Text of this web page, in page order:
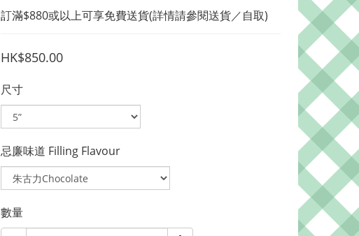
訂滿$880或以上可享免費送貨(詳情請參閱送貨／自取)
HK$850.00
尺寸
忌廉味道 Filling Flavour
數量